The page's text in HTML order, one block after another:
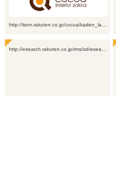
http://item.rakuten.co.jp/cocoa/kaden_la…
http://esearch.rakuten.co.jp/rms/sd/esea…